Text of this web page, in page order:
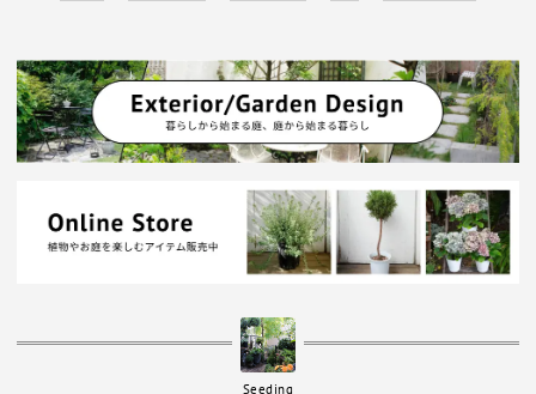
Seeding